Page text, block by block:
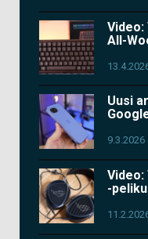
Video:
All-
Uusi
9.3.2026
Video:
-